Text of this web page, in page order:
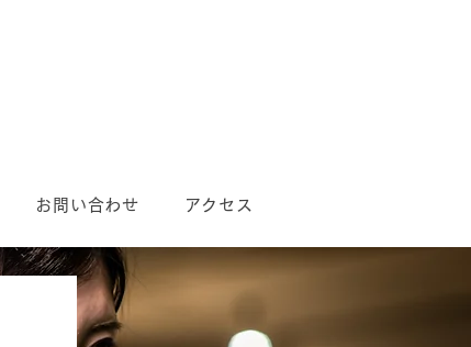
お問い合わせ アクセス